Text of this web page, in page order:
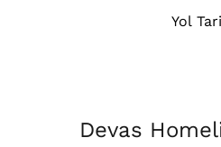
Yol
Devas